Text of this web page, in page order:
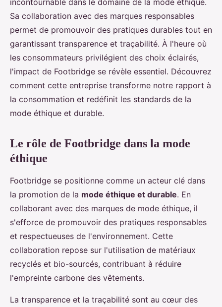
footbridge révolutionne la mode
éthique
Ali•16 octobre 2024•4 min de lecture
incontournable dans le domaine de la mode éthique.
Sa collaboration avec des marques responsables
permet de promouvoir des pratiques durables tout en
garantissant transparence et traçabilité. À l'heure où
les consommateurs privilégient des choix éclairés,
l'impact de Footbridge se révèle essentiel. Découvrez
comment cette entreprise transforme notre rapport à
la consommation et redéfinit les standards de la
mode éthique et durable.
Le rôle de Footbridge dans la mode
éthique
Footbridge se positionne comme un acteur clé dans
la promotion de la mode éthique et durable. En
collaborant avec des marques de mode éthique, il
s'efforce de promouvoir des pratiques responsables
et respectueuses de l'environnement. Cette
collaboration repose sur l'utilisation de matériaux
recyclés et bio-sourcés, contribuant à réduire
l'empreinte carbone des vêtements.
La transparence et la traçabilité sont au cœur des